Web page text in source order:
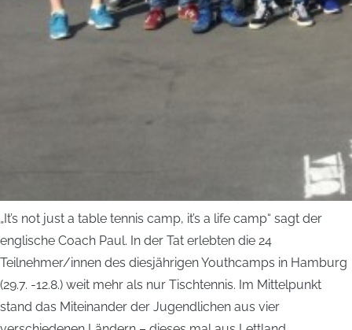
„It’s not just a table tennis camp, it’s a life camp“ sagt der
englische Coach Paul. In der Tat erlebten die 24
Teilnehmer/innen des diesjährigen Youthcamps in Hamburg
(29.7. -12.8.) weit mehr als nur Tischtennis. Im Mittelpunkt
stand das Miteinander der Jugendlichen aus vier